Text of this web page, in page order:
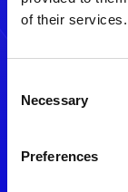
of their services.
Selection
Necessary
Preferences